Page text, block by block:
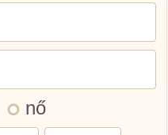
nő